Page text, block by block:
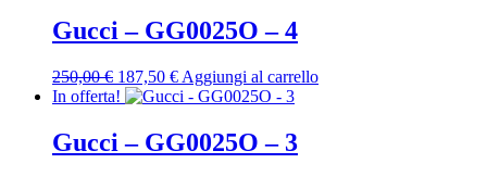
era:
250,00 €.
è:
187,50 €.
Gucci – GG0025O – 4
250,00€ Il
prezzo
era:
250,00 €.
187,50 €Il
prezzo
è:
187,50 €.
Aggiungi al carrello
In offerta!
Gucci – GG0025O – 3